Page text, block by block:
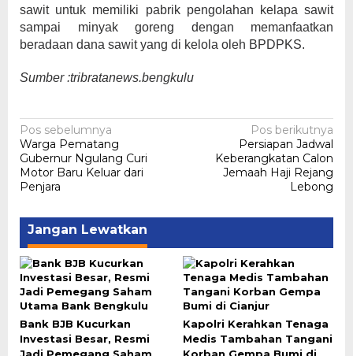
sawit untuk memiliki pabrik pengolahan kelapa sawit
sampai minyak goreng dengan memanfaatkan
beradaan dana sawit yang di kelola oleh BPDPKS.
Sumber :tribratanews.bengkulu
Navigasi
pos
Pos sebelumnya
Warga Pematang
Gubernur Ngulang Curi
Motor Baru Keluar dari
Penjara
Pos berikutnya
Persiapan Jadwal
Keberangkatan Calon
Jemaah Haji Rejang
Lebong
Jangan Lewatkan
Bank BJB Kucurkan
Investasi Besar, Resmi
Kapolri Kerahkan Tenaga
Medis Tambahan Tangani